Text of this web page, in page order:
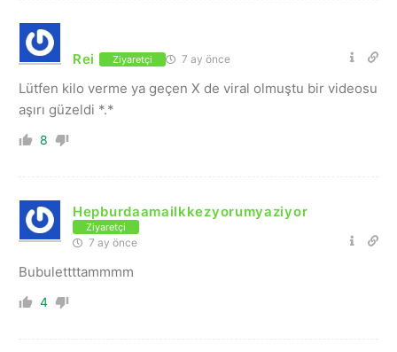
Rei Ziyaretçi 7 ay önce
Lütfen kilo verme ya geçen X de viral olmuştu bir videosu
aşırı güzeldi *.*
8
Hepburdaamailkkezyorumyaziyor
Ziyaretçi
7 ay önce
Bubulettttammmm
4